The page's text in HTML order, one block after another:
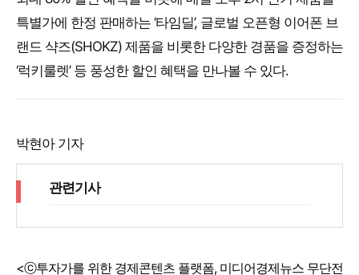
특별가에 한정 판매하는 ‘타임딜’, 글로벌 오픈형 이어폰 브
랜드 샥즈(SHOKZ) 제품을 비롯한 다양한 경품을 증정하는
‘럭키룰렛’ 등 풍성한 할인 혜택을 만나볼 수 있다.
박현아 기자
관련기사
<ⓒ투자가를 위한 경제콘텐츠 플랫폼, 미디어경제뉴스 무단전